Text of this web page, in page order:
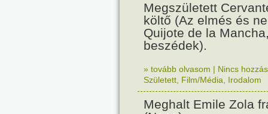
Megszületett
költő (Az elmés és
Quijote de la
beszédek).
» tovább olvasom | Nincs
Született Film/Média Irodalom
Meghalt Emile Zola